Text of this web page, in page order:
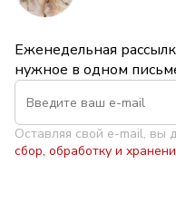
Еженедельная
нужное в одном
Оставляя свой e-mail, вы
сбор, обработку и